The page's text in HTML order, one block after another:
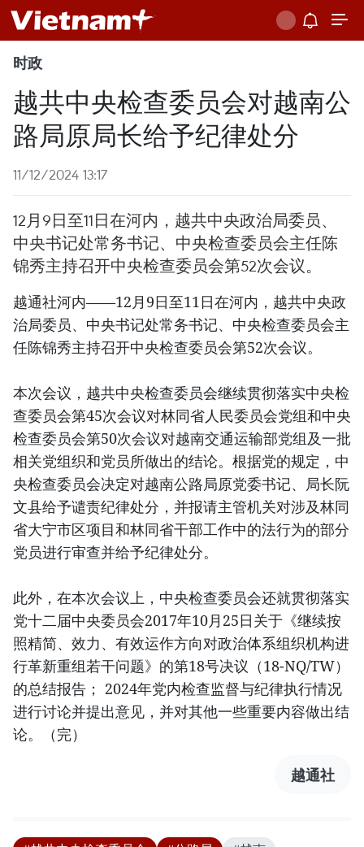
时政
越共中央检查委员会对越南公
路局原局长给予纪律处分
11/12/2024 13:17
12月9日至11日在河内，越共中央政治局委员、
中央书记处常务书记、中央检查委员会主任陈
锦秀主持召开中央检查委员会第52次会议。
越通社河内——12月9日至11日在河内，越共中央政
治局委员、中央书记处常务书记、中央检查委员会主
任陈锦秀主持召开中央检查委员会第52次会议。
本次会议，越共中央检查委员会继续贯彻落实中央检
查委员会第45次会议对林同省人民委员会党组和中央
检查委员会第50次会议对越南交通运输部党组及一批
相关党组织和党员所做出的结论。根据党的规定，中
央检查委员会决定对越南公路局原党委书记、局长阮
文县给予谴责纪律处分，并报请主管机关对涉及林同
省大宁市区项目和林同省干部工作中的法行为的部分
党员进行审查并给予纪律处分。
此外，在本次会议上，中央检查委员会还就贯彻落实
党十二届中央委员会2017年10月25日关于《继续按
照精简、效力、有效运作方向对政治体系组织机构进
行革新重组若干问题》的第18号决议（18-NQ/TW）
的总结报告； 2024年党内检查监督与纪律执行情况
进行讨论并提出意见，并对其他一些重要内容做出结
论。（完）
越通社